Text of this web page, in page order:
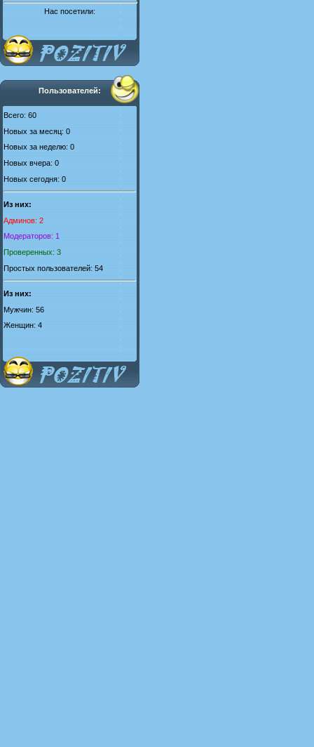
Нас посетили:
Пользователей:
Всего: 60
Новых за месяц: 0
Новых за неделю: 0
Новых вчера: 0
Новых сегодня: 0
Из них:
Админов: 2
Модераторов: 1
Проверенных: 3
Простых пользователей: 54
Из них:
Мужчин: 56
Женщин: 4